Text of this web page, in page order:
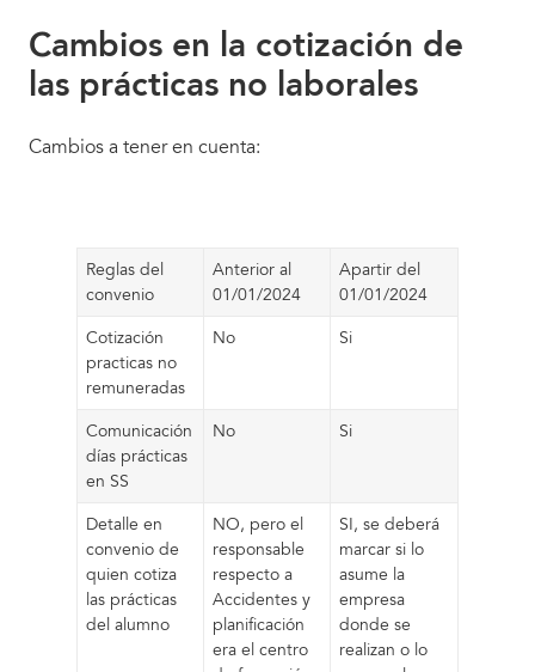
Cambios en la cotización de
las prácticas no laborales
Cambios a tener en cuenta:
Reglas del
convenio
Anterior al
01/01/2024
Apartir del
01/01/2024
Cotización
practicas no
remuneradas
No Si
Comunicación
días prácticas
en SS
No Si
Detalle en
convenio de
quien cotiza
las prácticas
del alumno
NO, pero el
responsable
respecto a
Accidentes y
planificación
era el centro
SI, se deberá
marcar si lo
asume la
empresa
donde se
realizan o lo